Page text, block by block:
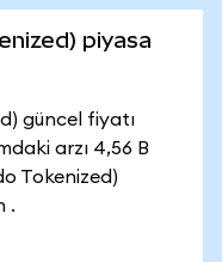
piyasa
güncel fiyatı
arzı 4,56 B
Tokenized)
.